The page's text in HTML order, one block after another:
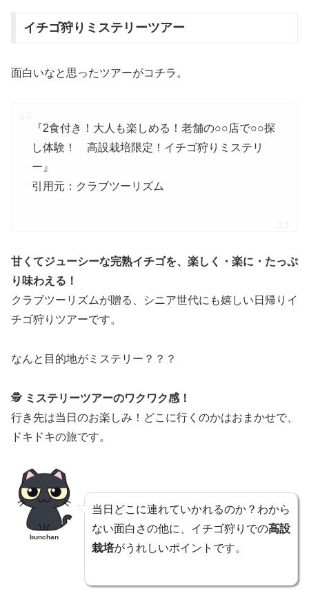
イチゴ狩りミステリーツアー
面白いなと思ったツアーがコチラ。
『2食付き！大人も楽しめる！老舗の○○店で○○探
し体験！ 高設栽培限定！イチゴ狩りミステリ
ー』
引用元：クラブツーリズム
甘くてジューシーな完熟イチゴを、楽しく・楽に・たっぷ
り味わえる！
クラブツーリズムが贈る、シニア世代にも嬉しい日帰りイ
チゴ狩りツアーです。
なんと目的地がミステリー？？？
🕵️ ミステリーツアーのワクワク感！
行き先は当日のお楽しみ！どこに行くのかはおまかせで、
ドキドキの旅です。
bunchan
当日どこに連れていかれるのか？わから
ない面白さの他に、イチゴ狩りでの高設
栽培がうれしいポイントです。